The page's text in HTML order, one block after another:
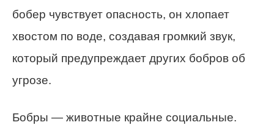
бобер чувствует опасность, он хлопает
хвостом по воде, создавая громкий звук,
который предупреждает других бобров об
угрозе.
Бобры — животные крайне социальные.